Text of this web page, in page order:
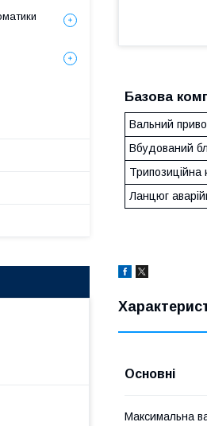
Базова
Вальний
Вбудований
Трипозиційна
Ланцюг
Основні
Максимальна